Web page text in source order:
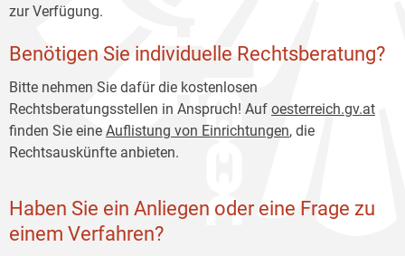
zur Verfügung.
Benötigen Sie individuelle Rechtsberatung?
Bitte nehmen Sie dafür die kostenlosen
Rechtsberatungsstellen in Anspruch! Auf oesterreich.gv.at
finden Sie eine Auflistung von Einrichtungen, die
Rechtsauskünfte anbieten.
Haben Sie ein Anliegen oder eine Frage zu
einem Verfahren?